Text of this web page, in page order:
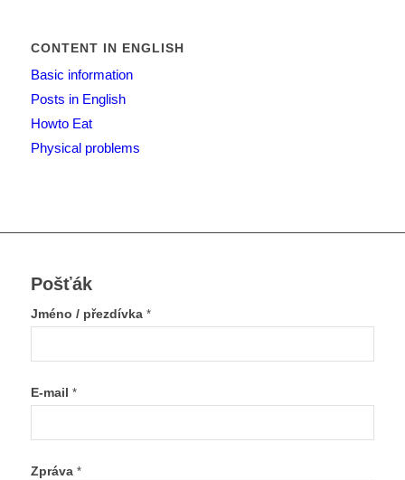
CONTENT IN ENGLISH
Basic information
Posts in English
Howto Eat
Physical problems
Pošťák
Jméno / přezdívka *
E-mail *
Zpráva *